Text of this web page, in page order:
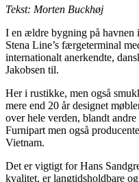
Tekst: Morten Buckhøj
I en ældre bygning på havnen
Stena Line’s færgeterminal
internationalt anerkendte,
Jakobsen til.
Her i rustikke, men også
mere end 20 år designet
over hele verden, blandt
Furnipart men også
Vietnam.
Det er vigtigt for Hans
kvalitet, er langtidsholdbare